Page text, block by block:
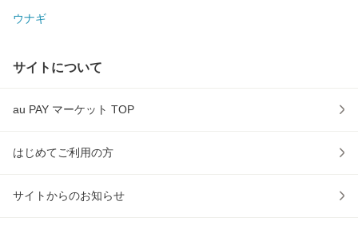
ウナギ
サイトについて
au PAY マーケット TOP
はじめてご利用の方
サイトからのお知らせ